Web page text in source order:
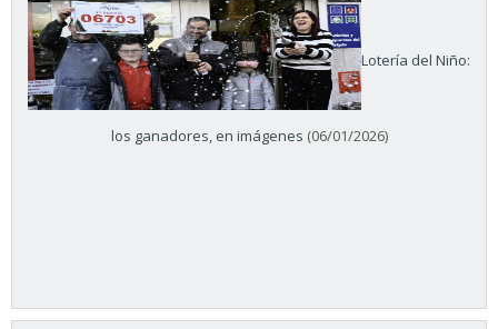
Lotería del Niño:
los ganadores, en imágenes (06/01/2026)